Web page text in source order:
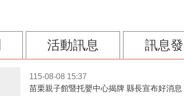
活動訊息 訊息
115-08-08 15:37
苗栗親子館暨托嬰中心揭牌 縣長宣布好消